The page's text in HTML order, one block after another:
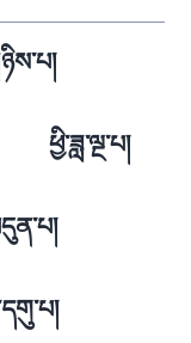
ཕྱི་ཟླ་ལྔ་པ།